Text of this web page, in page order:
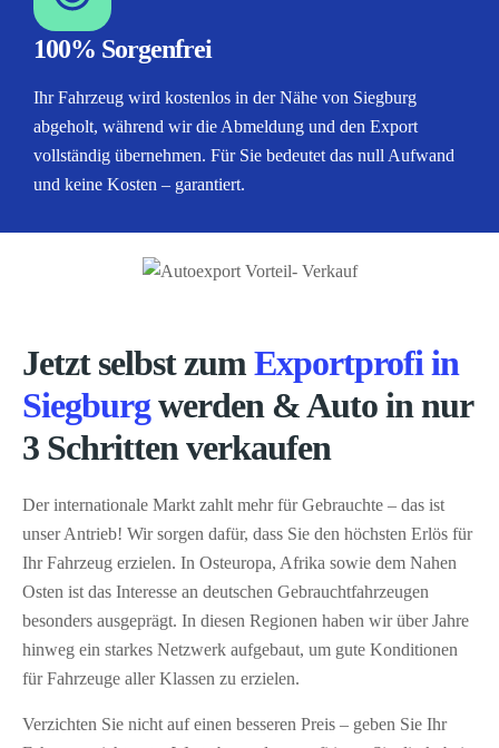
100% Sorgenfrei
Ihr Fahrzeug wird kostenlos in der Nähe von Siegburg
abgeholt, während wir die Abmeldung und den Export
vollständig übernehmen. Für Sie bedeutet das null Aufwand
und keine Kosten – garantiert.
Jetzt selbst zumExportprofi in
Siegburgwerden & Auto in nur
3 Schritten verkaufen
Der internationale Markt zahlt mehr für Gebrauchte – das ist
unser Antrieb! Wir sorgen dafür, dass Sie den höchsten Erlös für
Ihr Fahrzeug erzielen. In Osteuropa, Afrika sowie dem Nahen
Osten ist das Interesse an deutschen Gebrauchtfahrzeugen
besonders ausgeprägt. In diesen Regionen haben wir über Jahre
hinweg ein starkes Netzwerk aufgebaut, um gute Konditionen
für Fahrzeuge aller Klassen zu erzielen.
Verzichten Sie nicht auf einen besseren Preis – geben Sie Ihr